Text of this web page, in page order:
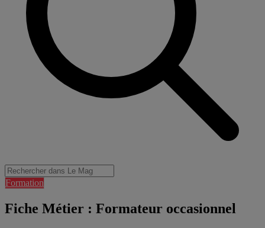
Formation
Fiche Métier : Formateur occasionnel